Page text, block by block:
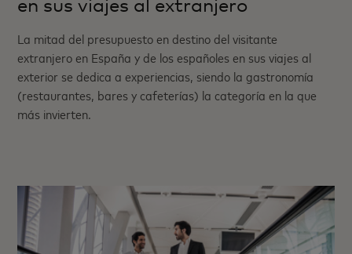
en sus viajes al extranjero
La mitad del presupuesto en destino del visitante
extranjero en España y de los españoles en sus viajes al
exterior se dedica a experiencias, siendo la gastronomía
(restaurantes, bares y cafeterías) la categoría en la que
más invierten.